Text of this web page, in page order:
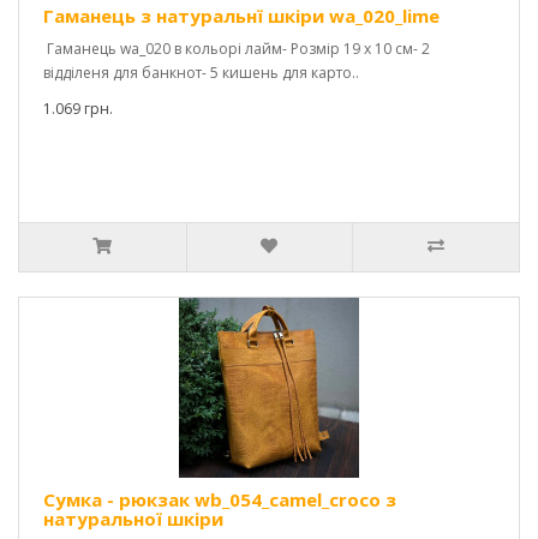
Гаманець з натуральнї шкіри wa_020_lime
Гаманець wa_020 в кольорі лайм- Розмір 19 х 10 см- 2
відділеня для банкнот- 5 кишень для карто..
1.069 грн.
Сумка - рюкзак wb_054_camel_croco з
натуральної шкіри